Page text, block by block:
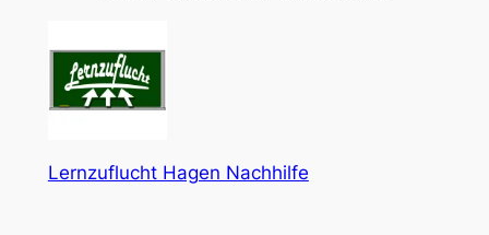
Lernzuflucht Hagen Nachhilfe